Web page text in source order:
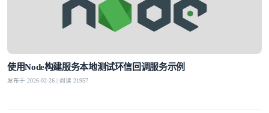
使用Node构建服务本地测试环信回调服务示例
发布于 2026-02-26 | 阅读 21957